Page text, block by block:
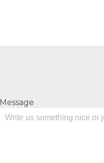
Message